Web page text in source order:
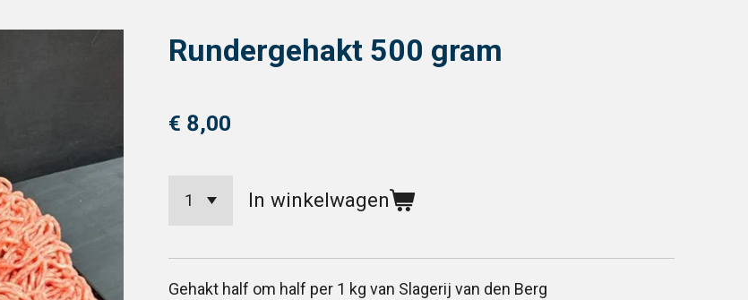
Rundergehakt 500 gram
€ 8,00
In winkelwagen
Gehakt half om half per 1 kg van Slagerij van den Berg